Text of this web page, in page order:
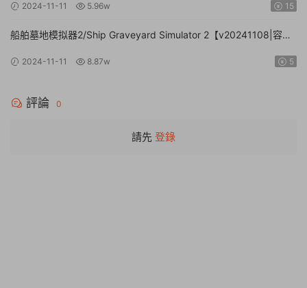
2024-11-11 5.96w 15
船舶墓地模拟器2/Ship Graveyard Simulator 2【v20241108|容量
2024-11-11 8.87w 5
評論 0
請先 登錄